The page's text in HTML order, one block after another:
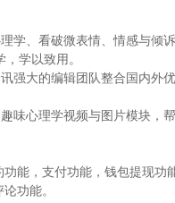
学、看破微表情、情感与倾
学以致用。
强大的编辑团队整合国内外
味心理学视频与图片模块，
能，支付功能，钱包提现功能
功能。